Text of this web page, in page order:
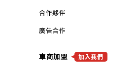
合作夥伴
廣告合作
車商加盟 加入我們